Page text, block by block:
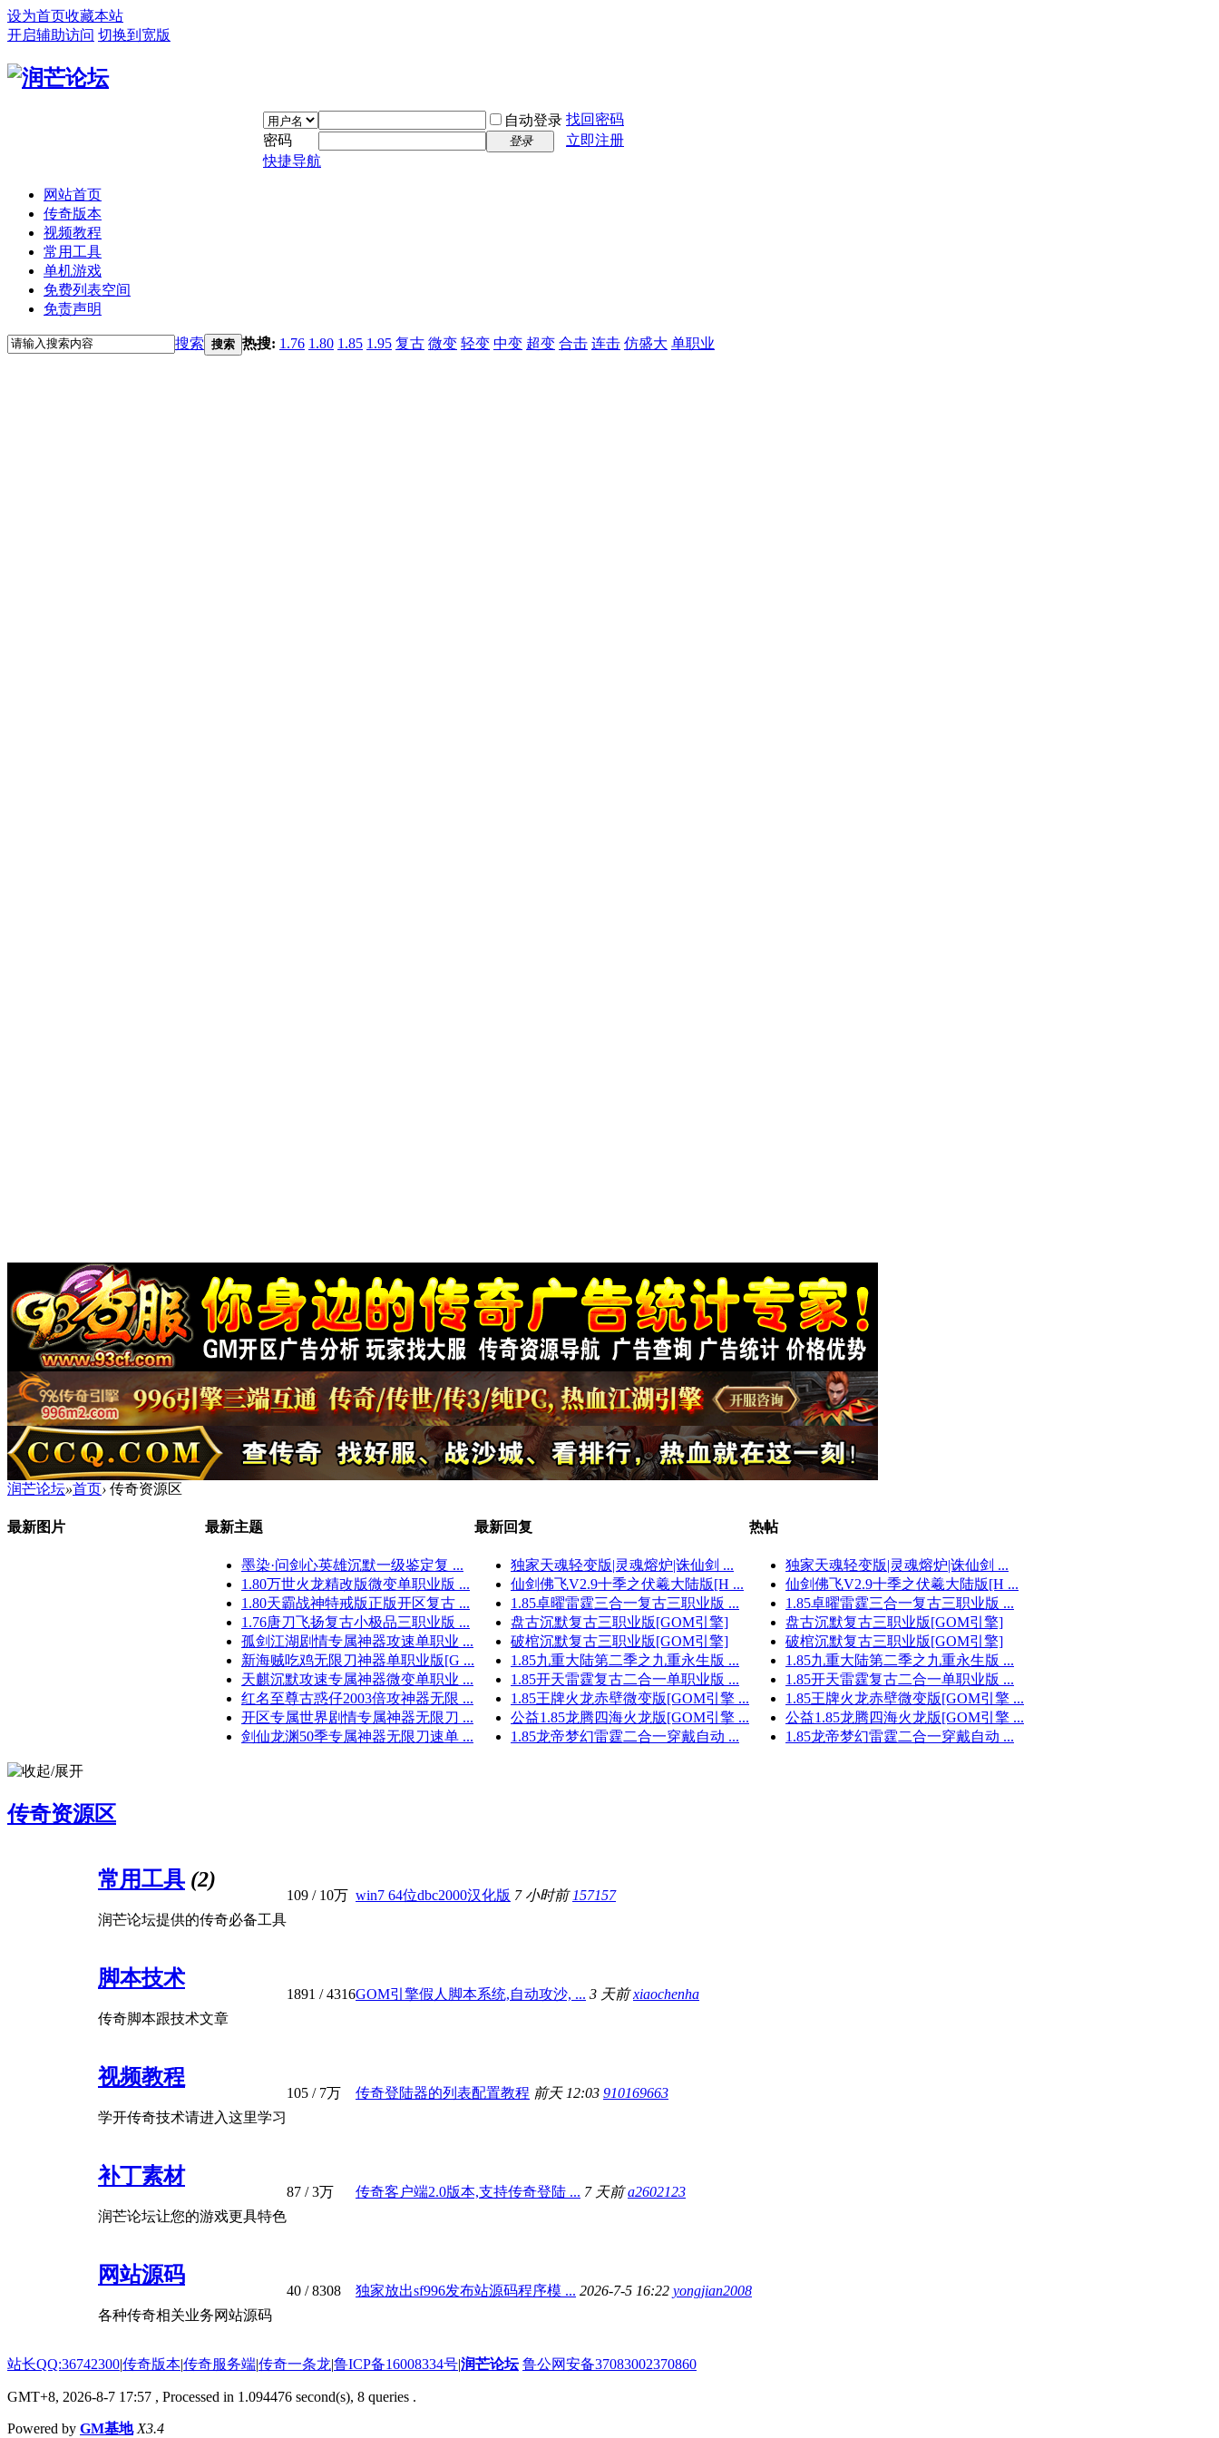
设为首页收藏本站
开启辅助访问 切换到宽版
自动登录 找回密码
密码
登录
立即注册
快捷导航
网站首页
传奇版本
视频教程
常用工具
单机游戏
免费列表空间
免责声明
搜索 搜索 热搜: 1.76 1.80 1.85 1.95 复古 微变 轻变 中变 超变 合击 连击 仿盛大 单职业
润芒论坛»首页› 传奇资源区
最新图片 最新主题
墨染·问剑心英雄沉默一级鉴定复 ...
1.80万世火龙精改版微变单职业版 ...
1.80天霸战神特戒版正版开区复古 ...
1.76唐刀飞扬复古小极品三职业版 ...
孤剑江湖剧情专属神器攻速单职业 ...
新海贼吃鸡无限刀神器单职业版[G ...
天麒沉默攻速专属神器微变单职业 ...
红名至尊古惑仔2003倍攻神器无限 ...
开区专属世界剧情专属神器无限刀 ...
剑仙龙渊50季专属神器无限刀速单 ...
最新回复
独家天魂轻变版|灵魂熔炉|诛仙剑 ...
仙剑佛飞V2.9十季之伏羲大陆版[H ...
1.85卓曜雷霆三合一复古三职业版 ...
盘古沉默复古三职业版[GOM引擎]
破棺沉默复古三职业版[GOM引擎]
1.85九重大陆第二季之九重永生版 ...
1.85开天雷霆复古二合一单职业版 ...
1.85王牌火龙赤壁微变版[GOM引擎 ...
公益1.85龙腾四海火龙版[GOM引擎 ...
1.85龙帝梦幻雷霆二合一穿戴自动 ...
热帖
独家天魂轻变版|灵魂熔炉|诛仙剑 ...
仙剑佛飞V2.9十季之伏羲大陆版[H ...
1.85卓曜雷霆三合一复古三职业版 ...
盘古沉默复古三职业版[GOM引擎]
破棺沉默复古三职业版[GOM引擎]
1.85九重大陆第二季之九重永生版 ...
1.85开天雷霆复古二合一单职业版 ...
1.85王牌火龙赤壁微变版[GOM引擎 ...
公益1.85龙腾四海火龙版[GOM引擎 ...
1.85龙帝梦幻雷霆二合一穿戴自动 ...
传奇资源区
常用工具 (2)
润芒论坛提供的传奇必备工具
109 / 10万 win7 64位dbc2000汉化版 7 小时前 157157
脚本技术
传奇脚本跟技术文章
1891 / 4316GOM引擎假人脚本系统,自动攻沙, ... 3 天前 xiaochenha
视频教程
学开传奇技术请进入这里学习
105 / 7万 传奇登陆器的列表配置教程 前天 12:03 910169663
补丁素材
润芒论坛让您的游戏更具特色
87 /3万 传奇客户端2.0版本,支持传奇登陆 ... 7 天前 a2602123
网站源码
各种传奇相关业务网站源码
40 / 8308 独家放出sf996发布站源码程序模 ... 2026-7-5 16:22 yongjian2008
站长QQ:36742300|传奇版本|传奇服务端|传奇一条龙|鲁ICP备16008334号|润芒论坛 鲁公网安备37083002370860
GMT+8, 2026-8-7 17:57 , Processed in 1.094476 second(s), 8 queries .
Powered by GM基地 X3.4